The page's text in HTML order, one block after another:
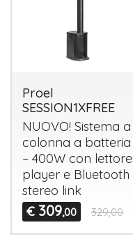
Proel
SESSION1XFREE
NUOVO! Sistema a
colonna a batteria
– 400W con lettore
player e Bluetooth
stereo link
€ 309,00 329,00